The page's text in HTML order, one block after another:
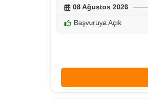
08 Ağustos 2026
Başvuruya Açık